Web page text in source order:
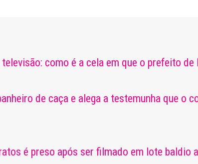
televisão: como é a cela em que o prefeito
de caça e alega a testemunha que o
é preso após ser filmado em lote baldio